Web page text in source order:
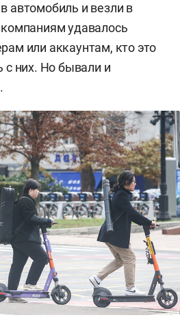
для движения
спешиться.
(шлем,
суток и при
при себе
элементы для
автомобиль и везли в
удавалось
или аккаунтам, кто это
с них. Но бывали и